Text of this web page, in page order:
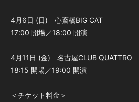
4月6日 (日) 心斎橋BIG CAT
17:00 開場／18:00 開演
4月11日 (金) 名古屋CLUB QUATTRO
18:15 開場／19:00 開演
＜チケット料金＞